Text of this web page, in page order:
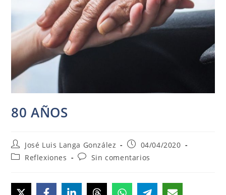
80 AÑOS
Autor
de
José Luis Langa González
Publicación
de
la
04/04/2020
Categoría
entrada:
Reflexiones
Comentarios
entrada:
Sin comentarios